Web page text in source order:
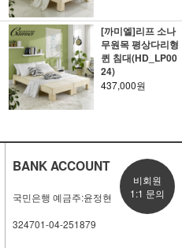
[까미엘]리프 소나
무원목 평상다리형
퀸 침대(HD_LP00
24)
437,000원
BANK ACCOUNT
국민은행 예금주:윤정현
324701-04-251879
비회원
1:1 문의